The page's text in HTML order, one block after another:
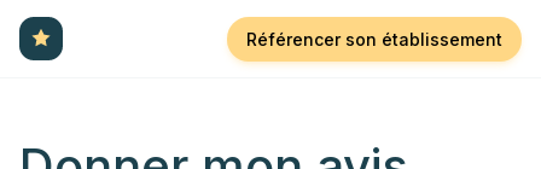
Référencer son établissement